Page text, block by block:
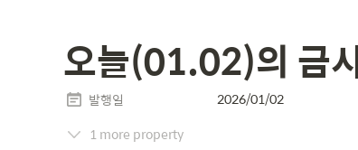
오늘(01.02)의 금
발행일
2026/01/02
1 more property